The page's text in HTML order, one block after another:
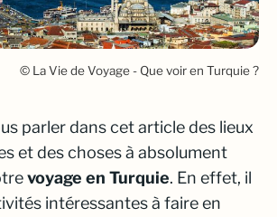
© La Vie de Voyage - Que voir en Turquie ?
parler dans cet article des lieux
et des choses à absolument
voyage en Turquie. En effet, il
intéressantes à faire en